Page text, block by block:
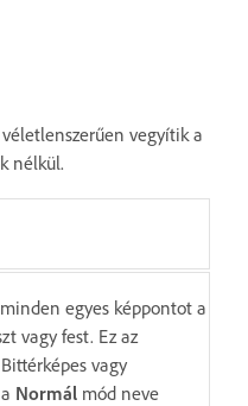
vegyítik a
nélkül.
egyes képpontot a
vagy fest. Ez az
vagy
Normál mód neve